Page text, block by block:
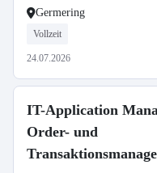
Germering
Vollzeit
24.07.2026
IT-Application
Order- und